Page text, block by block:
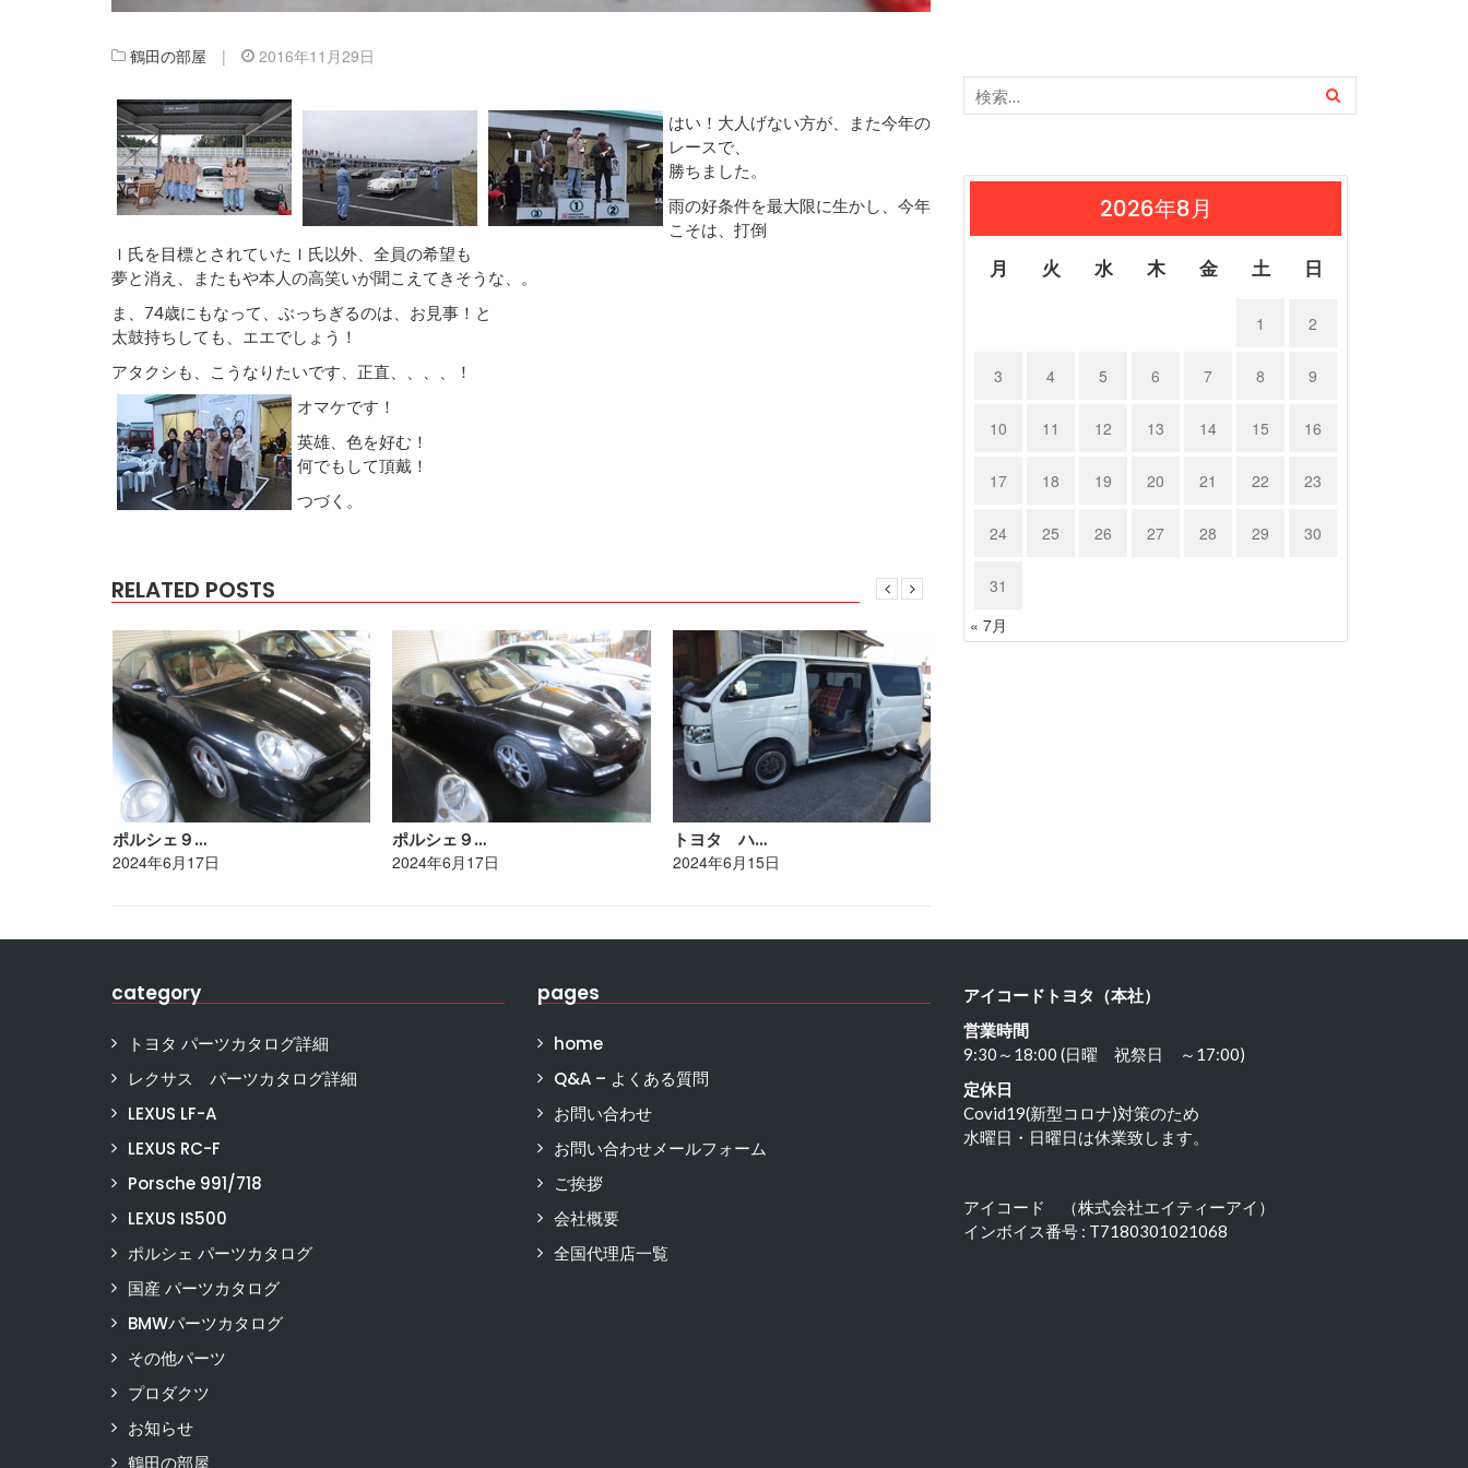
鶴田の部屋 | 2016年11月29日
はい！大人げない方が、また今年の
レースで、
勝ちました。
雨の好条件を最大限に生かし、今年
こそは、打倒
Ｉ氏を目標とされていたＩ氏以外、全員の希望も
夢と消え、またもや本人の高笑いが聞こえてきそうな、。
ま、74歳にもなって、ぶっちぎるのは、お見事！と
太鼓持ちしても、エエでしょう！
アタクシも、こうなりたいです、正直、、、、！
オマケです！
英雄、色を好む！
何でもして頂戴！
つづく。
RELATED POSTS
ポルシェ９…
2024年6月17日
ポルシェ９…
2024年6月17日
トヨタ ハ…
2024年6月15日
2026年8月
月 火 水 木 金 土 日
1 2
3 4 5 6 7 8 9
10 11 12 13 14 15 16
17 18 19 20 21 22 23
24 25 26 27 28 29 30
31
« 7月
category
トヨタ パーツカタログ詳細
レクサス パーツカタログ詳細
LEXUS LF-A
LEXUS RC-F
Porsche 991/718
LEXUS IS500
ポルシェ パーツカタログ
国産 パーツカタログ
BMWパーツカタログ
その他パーツ
プロダクツ
お知らせ
鶴田の部屋
pages
home
Q&A – よくある質問
お問い合わせ
お問い合わせメールフォーム
ご挨拶
会社概要
全国代理店一覧
アイコードトヨタ（本社）
営業時間
9:30～18:00 (日曜 祝祭日 ～17:00)
定休日
Covid19(新型コロナ)対策のため
水曜日・日曜日は休業致します。
アイコード （株式会社エイティーアイ）
インボイス番号 : T7180301021068